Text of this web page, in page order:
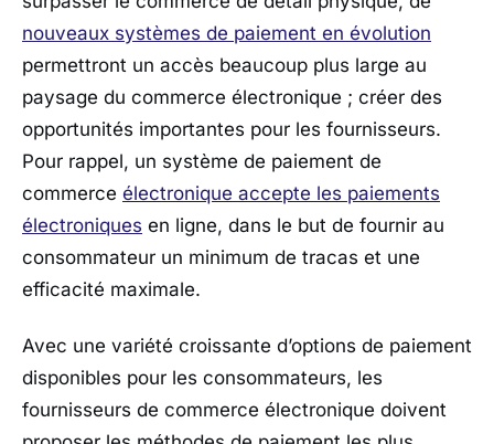
nouveaux systèmes de paiement en évolution
permettront un accès beaucoup plus large au
paysage du commerce électronique ; créer des
opportunités importantes pour les fournisseurs.
Pour rappel, un système de paiement de
commerce électronique accepte les paiements
électroniques en ligne, dans le but de fournir au
consommateur un minimum de tracas et une
efficacité maximale.
Avec une variété croissante d’options de paiement
disponibles pour les consommateurs, les
fournisseurs de commerce électronique doivent